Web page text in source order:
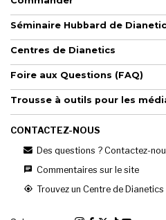
Séminaire Hubbard de
Centres de Dianetics
Foire aux Questions (FAQ)
Trousse à outils pour les
CONTACTEZ-NOUS
Des questions ? Contactez-
Commentaires sur le site
Trouvez un Centre de Dianetics